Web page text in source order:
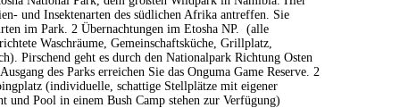
und Insektenarten des südlichen Afrika antreffen. Sie
im Park. 2 Übernachtungen im Etosha NP. (alle
Waschräume, Gemeinschaftsküche, Grillplatz,
Pirschend geht es durch den Nationalpark Richtung Osten
des Parks erreichen Sie das Onguma Game Reserve. 2
(individuelle, schattige Stellplätze mit eigener
und Pool in einem Bush Camp stehen zur Verfügung)